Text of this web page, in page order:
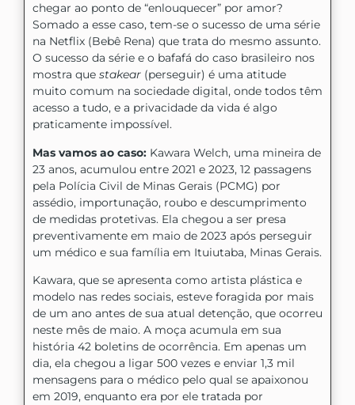
chegar ao ponto de “enlouquecer” por amor?
Somado a esse caso, tem-se o sucesso de uma série
na Netflix (Bebê Rena) que trata do mesmo assunto.
O sucesso da série e o bafafá do caso brasileiro nos
mostra que stakear (perseguir) é uma atitude
muito comum na sociedade digital, onde todos têm
acesso a tudo, e a privacidade da vida é algo
praticamente impossível.
Mas vamos ao caso: Kawara Welch, uma mineira de
23 anos, acumulou entre 2021 e 2023, 12 passagens
pela Polícia Civil de Minas Gerais (PCMG) por
assédio, importunação, roubo e descumprimento
de medidas protetivas. Ela chegou a ser presa
preventivamente em maio de 2023 após perseguir
um médico e sua família em Ituiutaba, Minas Gerais.
Kawara, que se apresenta como artista plástica e
modelo nas redes sociais, esteve foragida por mais
de um ano antes de sua atual detenção, que ocorreu
neste mês de maio. A moça acumula em sua
história 42 boletins de ocorrência. Em apenas um
dia, ela chegou a ligar 500 vezes e enviar 1,3 mil
mensagens para o médico pelo qual se apaixonou
em 2019, enquanto era por ele tratada por